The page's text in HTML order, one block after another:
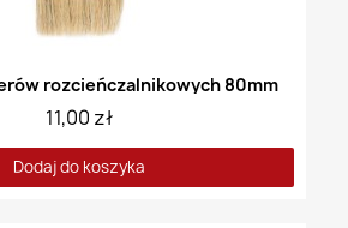
rozcieńczalnikowych 80mm
11,00 zł
Dodaj do koszyka